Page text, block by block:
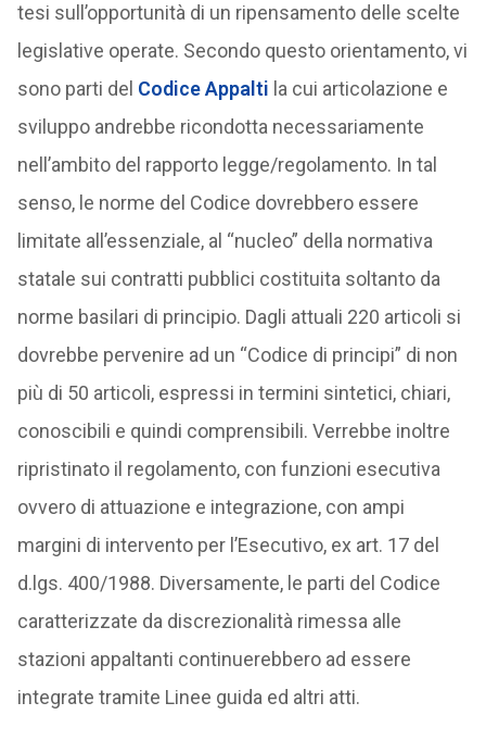
tesi sull’opportunità di un ripensamento delle scelte
legislative operate. Secondo questo orientamento, vi
sono parti del Codice Appalti la cui articolazione e
sviluppo andrebbe ricondotta necessariamente
nell’ambito del rapporto legge/regolamento. In tal
senso, le norme del Codice dovrebbero essere
limitate all’essenziale, al “nucleo” della normativa
statale sui contratti pubblici costituita soltanto da
norme basilari di principio. Dagli attuali 220 articoli si
dovrebbe pervenire ad un “Codice di principi” di non
più di 50 articoli, espressi in termini sintetici, chiari,
conoscibili e quindi comprensibili. Verrebbe inoltre
ripristinato il regolamento, con funzioni esecutiva
ovvero di attuazione e integrazione, con ampi
margini di intervento per l’Esecutivo, ex art. 17 del
d.lgs. 400/1988. Diversamente, le parti del Codice
caratterizzate da discrezionalità rimessa alle
stazioni appaltanti continuerebbero ad essere
integrate tramite Linee guida ed altri atti.